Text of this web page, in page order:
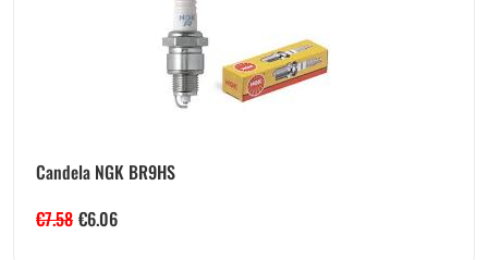
Candela NGK BR9HS
€7.58 €6.06